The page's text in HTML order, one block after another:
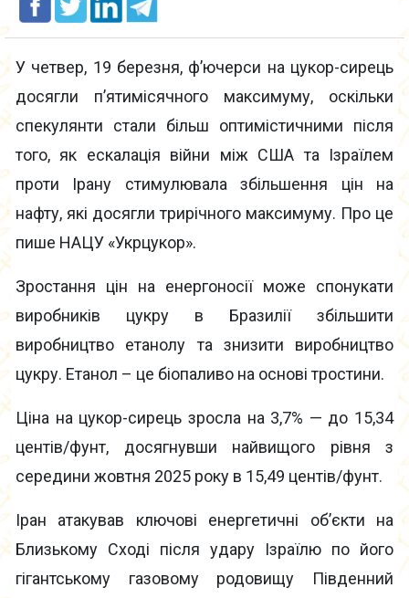
У четвер, 19 березня, ф’ючерси на цукор-сирець
досягли п’ятимісячного максимуму, оскільки
спекулянти стали більш оптимістичними після
того, як ескалація війни між США та Ізраїлем
проти Ірану стимулювала збільшення цін на
нафту, які досягли трирічного максимуму. Про це
пише НАЦУ «Укрцукор».
Зростання цін на енергоносії може спонукати
виробників цукру в Бразилії збільшити
виробництво етанолу та знизити виробництво
цукру. Етанол – це біопаливо на основі тростини.
Ціна на цукор-сирець зросла на 3,7% — до 15,34
центів/фунт, досягнувши найвищого рівня з
середини жовтня 2025 року в 15,49 центів/фунт.
Іран атакував ключові енергетичні об’єкти на
Близькому Сході після удару Ізраїлю по його
гігантському газовому родовищу Південний